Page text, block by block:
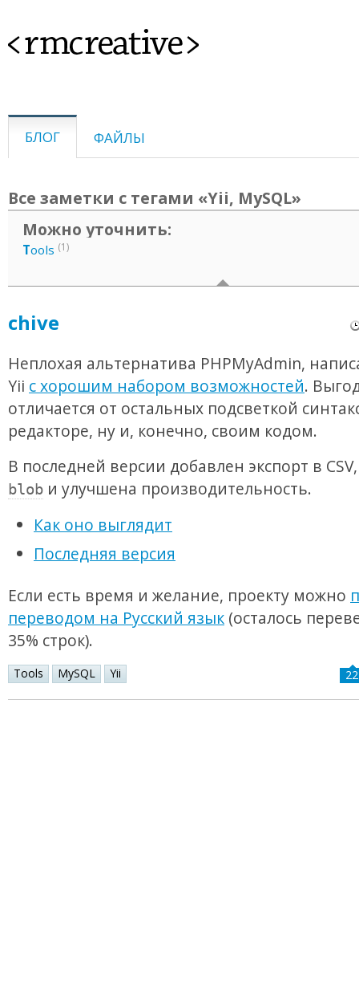
<rmcreative>
БЛОГ ФАЙЛЫ
Все заметки с тегами «Yii, MySQL»
Можно уточнить:
Tools (1)
chive
Неплохая альтернатива PHPMyAdmin,
Yii с хорошим набором возможностей.
отличается от остальных подсветкой
редакторе, ну и, конечно, своим кодом.
В последней версии добавлен экспорт в
blob и улучшена производительность.
Как оно выглядит
Последняя версия
Если есть время и желание, проекту можно
переводом на Русский язык (осталось
35% строк).
Tools MySQL Yii